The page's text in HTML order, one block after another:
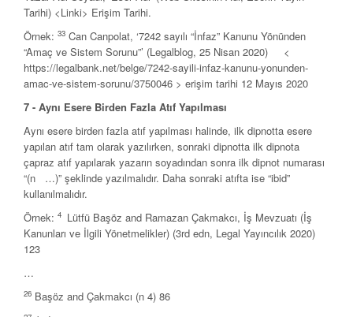
Tarihi) <Linki> Erişim Tarihi.
Örnek: 33 Can Canpolat, ‘7242 sayılı “İnfaz” Kanunu Yönünden
“Amaç ve Sistem Sorunu”’ (Legalblog, 25 Nisan 2020) <
https://legalbank.net/belge/7242-sayili-infaz-kanunu-yonunden-
amac-ve-sistem-sorunu/3750046 > erişim tarihi 12 Mayıs 2020
7 - Aynı Esere Birden Fazla Atıf Yapılması
Aynı esere birden fazla atıf yapılması halinde, ilk dipnotta esere
yapılan atıf tam olarak yazılırken, sonraki dipnotta ilk dipnota
çapraz atıf yapılarak yazarın soyadından sonra ilk dipnot numarası
“(n …)” şeklinde yazılmalıdır. Daha sonraki atıfta ise “ibid”
kullanılmalıdır.
Örnek: 4 Lütfü Başöz and Ramazan Çakmakcı, İş Mevzuatı (İş
Kanunları ve İlgili Yönetmelikler) (3rd edn, Legal Yayıncılık 2020)
123
…
26 Başöz and Çakmakcı (n 4) 86